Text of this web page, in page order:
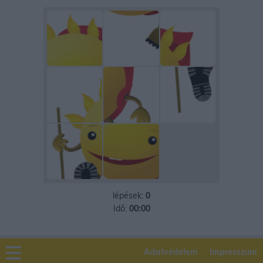
lépések: 0
Idő: 00:00
Adatvédelem Impresszum